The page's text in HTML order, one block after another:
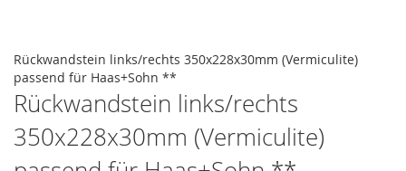
Rückwandstein links/rechts 350x228x30mm (Vermiculite)
passend für Haas+Sohn **
Rückwandstein links/rechts
350x228x30mm (Vermiculite)
gallery
to
the
beginning
of
the
images
gallery